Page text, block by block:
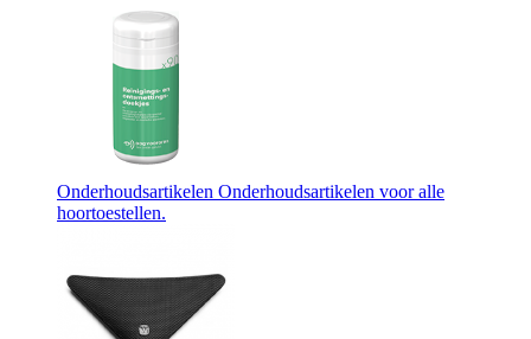
Onderhoudsartikelen Onderhoudsartikelen voor alle
hoortoestellen.